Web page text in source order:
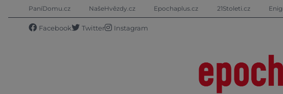
PaníDomu.cz NašeHvězdy.cz Epochaplus.cz 21Stoleti.cz
Facebook Twitter Instagram